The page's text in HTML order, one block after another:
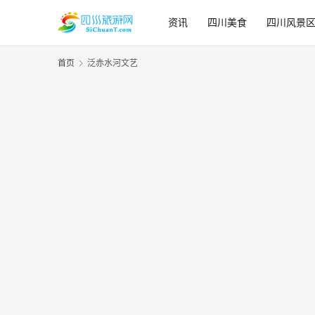
资讯 四川美食 四川风景区
首页 泛赤水河文艺